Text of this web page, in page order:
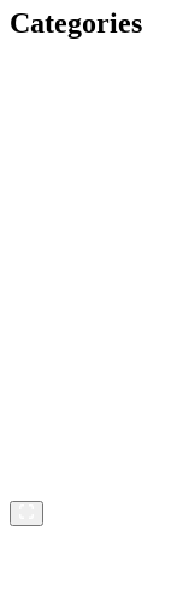
Categories